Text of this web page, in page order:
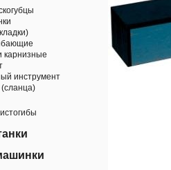
карнизные
инструмент